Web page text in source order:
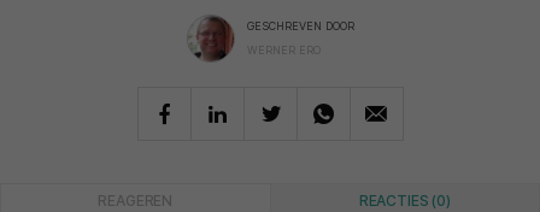
GESCHREVEN DOOR
WERNER ERO
REAGEREN REACTIES (0)